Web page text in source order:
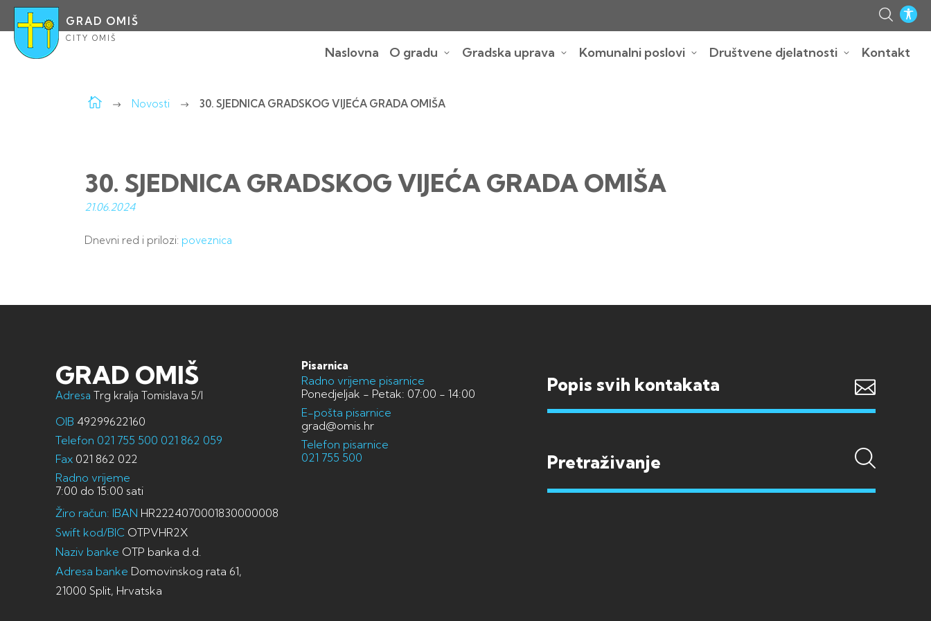
GRAD OMIŠ
CITY OMIŠ
Naslovna O gradu Gradska uprava Komunalni poslovi Društvene djelatnosti Kontakt
Novosti 30. SJEDNICA GRADSKOG VIJEĆA GRADA OMIŠA
30. SJEDNICA GRADSKOG VIJEĆA GRADA OMIŠA
21.06.2024
Dnevni red i prilozi: poveznica
GRAD OMIŠ
Adresa Trg kralja Tomislava 5/I
OIB 49299622160
Telefon 021 755 500 021 862 059
Fax 021 862 022
Radno vrijeme
7:00 do 15:00 sati
Žiro račun: IBAN HR2224070001830000008
Swift kod/BIC OTPVHR2X
Naziv banke OTP banka d.d.
Adresa banke Domovinskog rata 61,
21000 Split, Hrvatska
Pisarnica
Radno vrijeme pisarnice
Ponedjeljak - Petak: 07:00 - 14:00
E-pošta pisarnice
grad@omis.hr
Telefon pisarnice
021 755 500
Popis svih kontakata